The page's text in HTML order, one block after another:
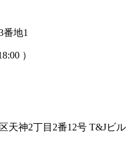
番地1
）
天神2丁目2番12号 T&Jビル